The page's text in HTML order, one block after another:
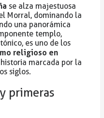
se alza majestuosa
Morral, dominando la
una panorámica
templo,
es uno de los
religioso en
marcada por la
siglos.
primeras